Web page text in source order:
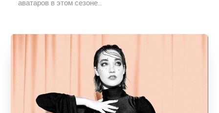
аватаров в этом сезоне...